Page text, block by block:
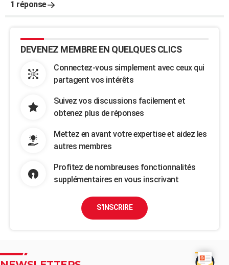
1 réponse
DEVENEZ MEMBRE EN QUELQUES CLICS
Connectez-vous simplement avec ceux qui
partagent vos intérêts
Suivez vos discussions facilement et
obtenez plus de réponses
Mettez en avant votre expertise et aidez les
autres membres
Profitez de nombreuses fonctionnalités
supplémentaires en vous inscrivant
S'INSCRIRE